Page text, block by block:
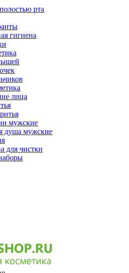
рта
гигиена
лица
мужские
душа мужские
для чистки